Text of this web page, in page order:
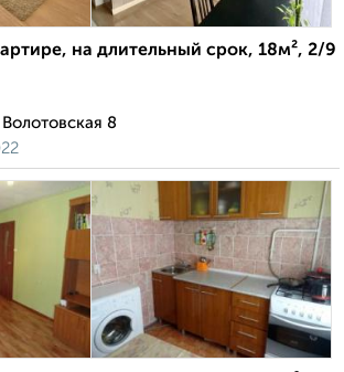
на длительный срок, 18м², 2/9
8